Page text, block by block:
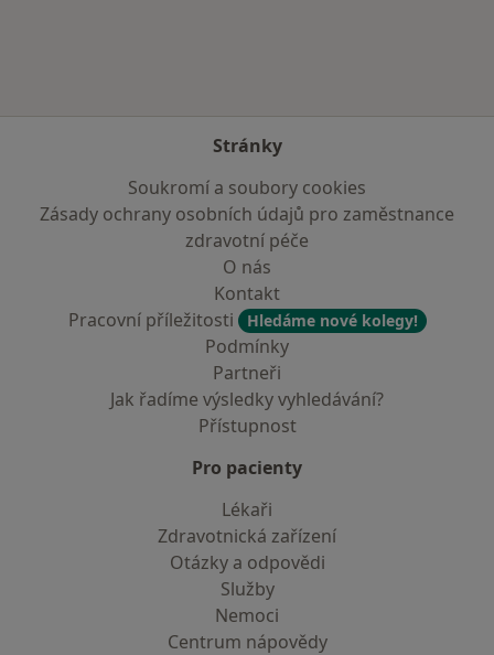
Stránky
Soukromí a soubory cookies
Zásady ochrany osobních údajů pro zaměstnance
zdravotní péče
O nás
Kontakt
Pracovní příležitosti
Hledáme nové kolegy!
Podmínky
Partneři
Jak řadíme výsledky vyhledávání?
Přístupnost
Pro pacienty
Lékaři
Zdravotnická zařízení
Otázky a odpovědi
Služby
Nemoci
Centrum nápovědy